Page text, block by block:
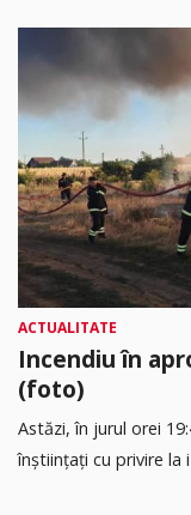
ACTUALITATE
Incendiu în
(foto)
Astăzi, în jurul orei
înștiințați cu privire la